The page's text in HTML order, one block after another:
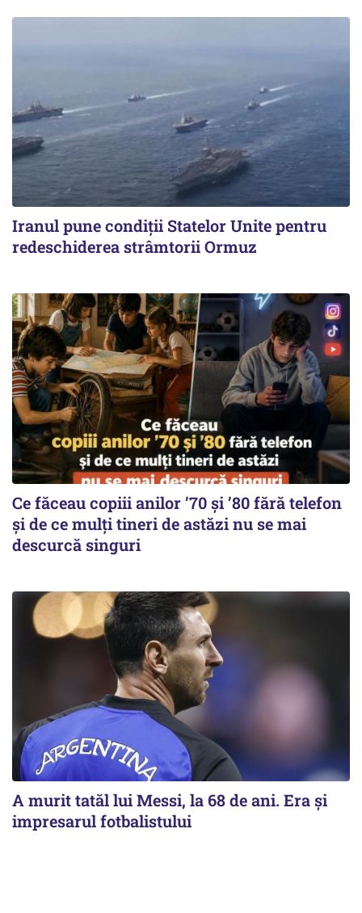
Iranul pune condiții Statelor Unite pentru
redeschiderea strâmtorii Ormuz
Ce făceau copiii anilor ’70 și ’80 fără telefon
și de ce mulți tineri de astăzi nu se mai
descurcă singuri
A murit tatăl lui Messi, la 68 de ani. Era și
impresarul fotbalistului